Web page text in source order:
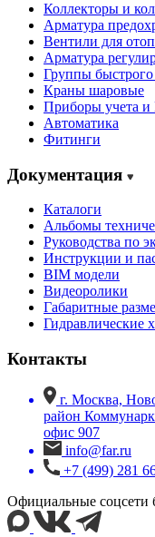
Коллекторы и
Арматура
Вентили для
Арматура
Группы
Краны шаровые
Приборы учета
Автоматика
Фитинги
Документация
Каталоги
Альбомы
Руководства по
Инструкции и
BIM модели
Видеоролики
Габаритные
Гидравлические
Контакты
г. Москва,
район
офис 907
info@far.ru
+7 (499) 281
Официальные соцсети